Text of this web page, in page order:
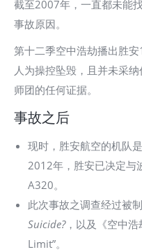
截至2007年，一直都未能
事故原因。
第十二季空中浩劫播出胜
人为操控坠毁，且并未采
师团的任何证据。
事故之后
现时，胜安航空的机队
2012年，胜安已决定与
A320。
此次事故之调查经过被
Suicide?，以及《空中
Limit”。